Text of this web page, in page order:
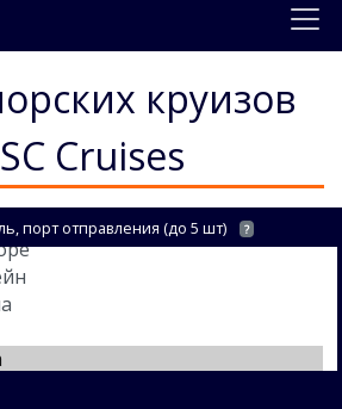
круизов
Cruises
порт отправления (до 5 шт) ?